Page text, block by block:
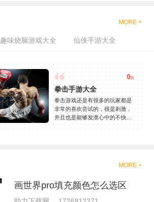
MORE +
趣味烧脑游戏大全 仙侠手游大全
0款
拳击手游大全
拳击游戏还是有很多的玩家都是
非常的喜欢尝试的，很是刺激，
并且也是能够发泄心中的不快
够去进行体验的，我们也是能够
就是收集了一些有意思的拳击游
MORE +
画世界pro填充颜色怎么选区